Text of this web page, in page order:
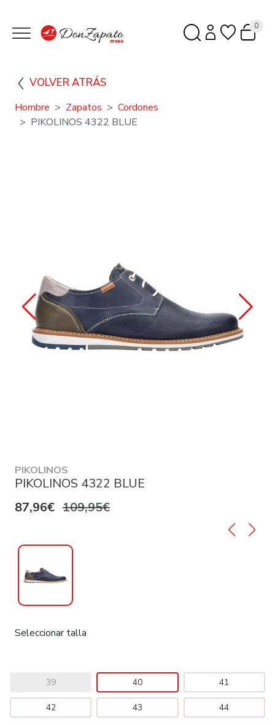
0
VOLVER ATRÁS
Hombre Zapatos
Cordones
PIKOLINOS 4322 BLUE
PIKOLINOS
PIKOLINOS 4322 BLUE
87,96€ 109,95€
Seleccionar talla
39 40 41
42 43 44